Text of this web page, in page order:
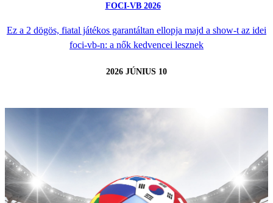
FOCI-VB 2026
Ez a 2 dögös, fiatal játékos garantáltan ellopja majd a show-t az idei
foci-vb-n: a nők kedvencei lesznek
2026 JÚNIUS 10